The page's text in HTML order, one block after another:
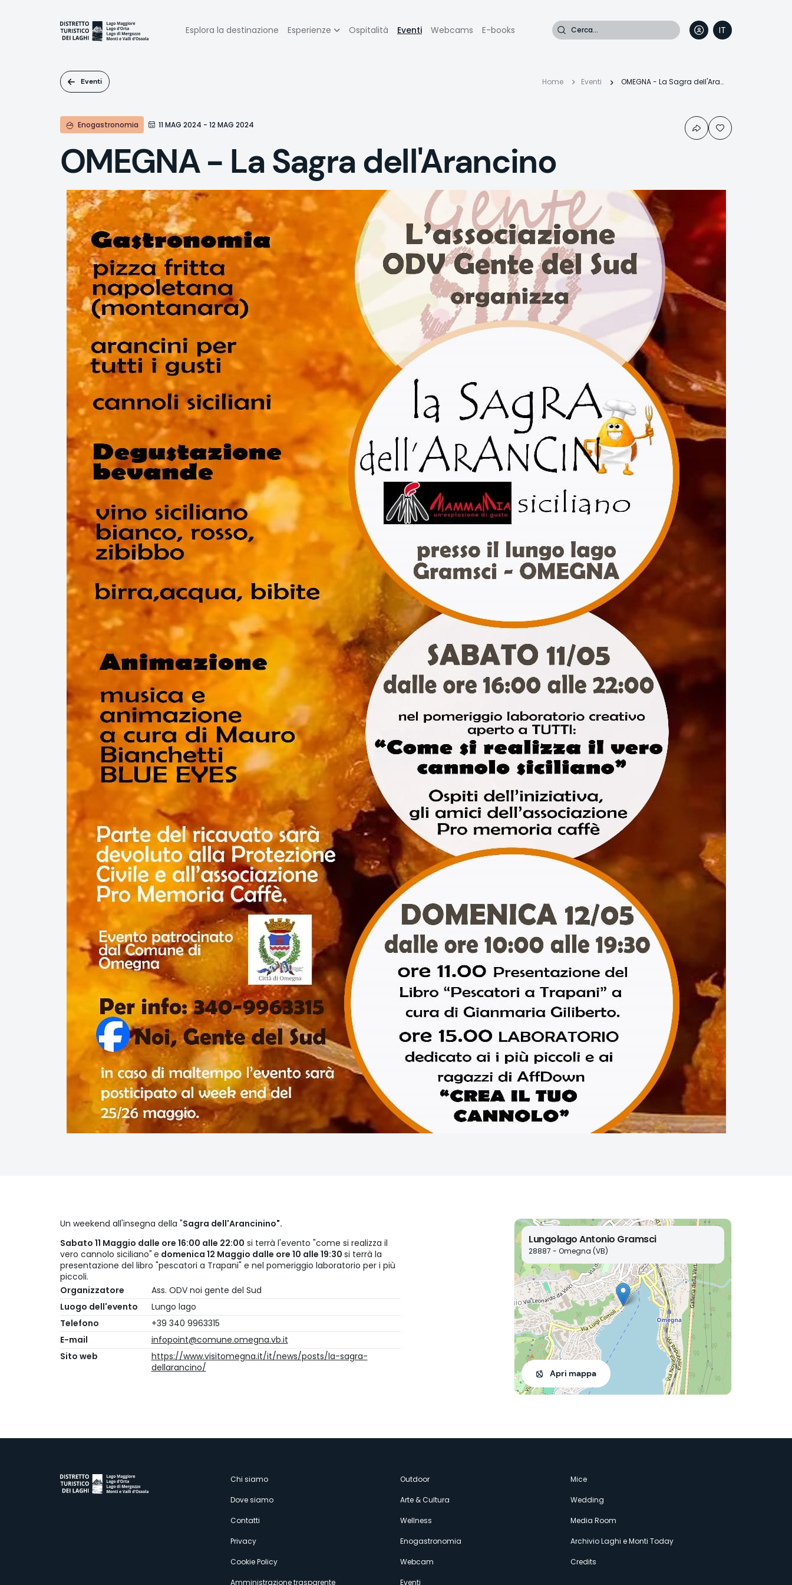
Navigazione
Esplora la destinazione Esperienze Ospitalità Eventi Webcams E-books Cerca
IT
EN
FR
DE
Eventi
Briciole
pane
Home Eventi OMEGNA - La Sagra dell'Arancino
Enogastronomia 11 MAG 2024 - 12 MAG 2024
OMEGNA - La Sagra dell'Arancino
Un weekend all'insegna della "Sagra dell'Arancinino".
Sabato 11 Maggio dalle ore 16:00 alle 22:00 si terrà l'evento "come si realizza il
vero cannolo siciliano" e domenica 12 Maggio dalle ore 10 alle 19:30 si terrà la
presentazione del libro "pescatori a Trapani" e nel pomeriggio laboratorio per i più
piccoli.
Organizzatore
Ass. ODV noi gente del Sud
Luogo dell'evento
Lungo lago
Telefono
+39 340 9963315
E-mail
infopoint@comune.omegna.vb.it
Sito web
https://www.visitomegna.it/it/news/posts/la-sagra-
dellarancino/
Lungolago Antonio Gramsci
28887 - Omegna (VB)
Apri mappa
Menù
secondario
Chi siamo
Dove siamo
Contatti
Privacy
Cookie Policy
Amministrazione trasparente
Outdoor
Arte & Cultura
Wellness
Enogastronomia
Webcam
Eventi
Mice
Wedding
Media Room
Archivio Laghi e Monti Today
Credits